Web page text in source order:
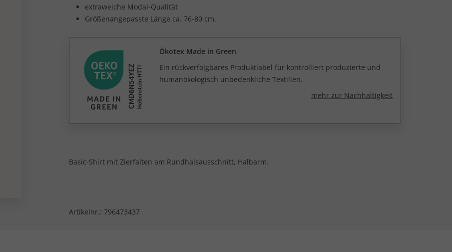
extraweiche Modal-Qualität
Größenangepasste Länge ca. 76-80 cm.
Ökotex Made in Green
Ein rückverfolgbares Produktlabel für kontrolliert produzierte und
humanökologisch unbedenkliche Textilien.
mehr zur Nachhaltigkeit
Basic-Shirt mit Zierfalten am Rundhalsausschnitt, Halbarm.
Artikelnr.: 796473437